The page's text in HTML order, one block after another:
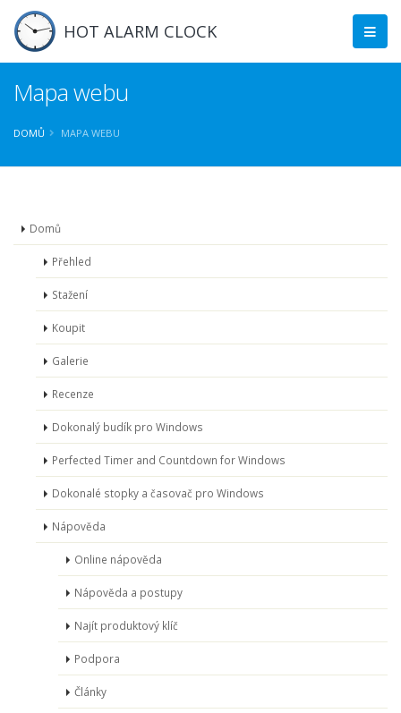
HOT ALARM CLOCK
Mapa webu
DOMŮ MAPA WEBU
Domů
Přehled
Stažení
Koupit
Galerie
Recenze
Dokonalý budík pro Windows
Perfected Timer and Countdown for Windows
Dokonalé stopky a časovač pro Windows
Nápověda
Online nápověda
Nápověda a postupy
Najít produktový klíč
Podpora
Články